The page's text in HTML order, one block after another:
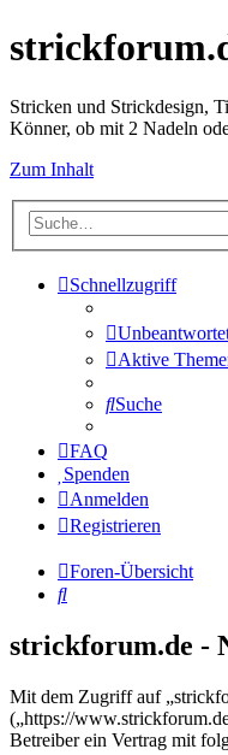
Stricken und Strickdesign,
Könner, ob mit 2 Nadeln
Zum Inhalt
Schnellzugriff
Aktive
Suche
FAQ
Spenden
Anmelden
Registrieren
Foren-Übersicht
Suche
strickforum.de -
Mit dem Zugriff auf
(„https://
Betreiber ein Vertrag mit